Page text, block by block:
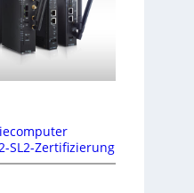
SL2-Zertifizierung